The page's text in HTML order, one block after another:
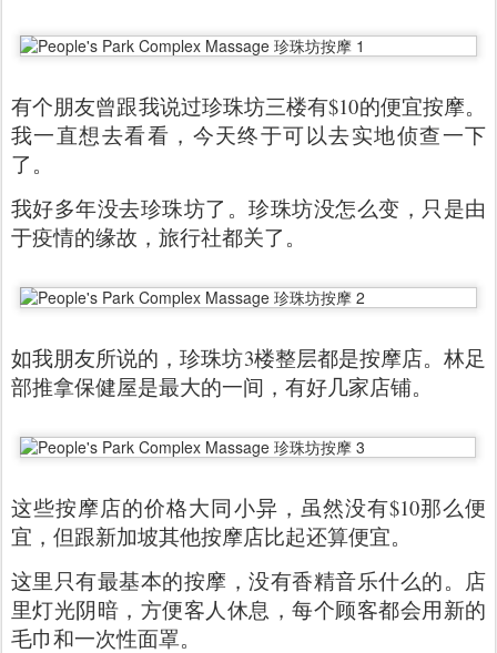
有个朋友曾跟我说过珍珠坊三楼有$10的便宜按摩。
我一直想去看看，今天终于可以去实地侦查一下
了。
我好多年没去珍珠坊了。珍珠坊没怎么变，只是由
于疫情的缘故，旅行社都关了。
如我朋友所说的，珍珠坊3楼整层都是按摩店。林足
部推拿保健屋是最大的一间，有好几家店铺。
这些按摩店的价格大同小异，虽然没有$10那么便
宜，但跟新加坡其他按摩店比起还算便宜。
这里只有最基本的按摩，没有香精音乐什么的。店
里灯光阴暗，方便客人休息，每个顾客都会用新的
毛巾和一次性面罩。